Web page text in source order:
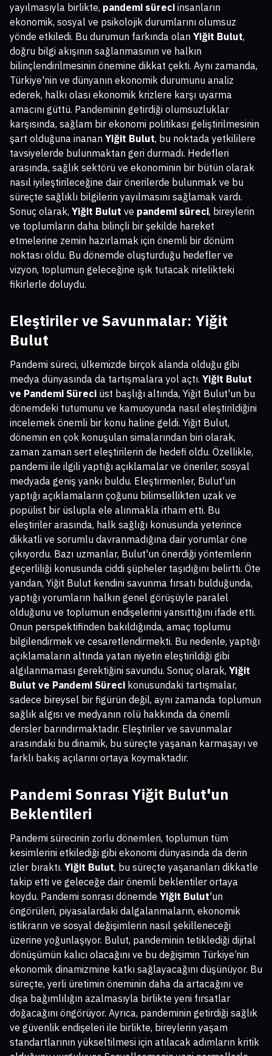
yayılmasıyla birlikte, pandemi süreci insanların
ekonomik, sosyal ve psikolojik durumlarını olumsuz
yönde etkiledi. Bu durumun farkında olan Yiğit Bulut,
doğru bilgi akışının sağlanmasının ve halkın
bilinçlendirilmesinin önemine dikkat çekti. Aynı zamanda,
Türkiye'nin ve dünyanın ekonomik durumunu analiz
ederek, halkı olası ekonomik krizlere karşı uyarma
amacını güttü. Pandeminin getirdiği olumsuzluklar
karşısında, sağlam bir ekonomi politikası geliştirilmesinin
şart olduğuna inanan Yiğit Bulut, bu noktada yetkililere
tavsiyelerde bulunmaktan geri durmadı. Hedefleri
arasında, sağlık sektörü ve ekonominin bir bütün olarak
nasıl iyileştirileceğine dair önerilerde bulunmak ve bu
süreçte sağlıklı bilgilerin yayılmasını sağlamak vardı.
Sonuç olarak, Yiğit Bulut ve pandemi süreci, bireylerin
ve toplumların daha bilinçli bir şekilde hareket
etmelerine zemin hazırlamak için önemli bir dönüm
noktası oldu. Bu dönemde oluşturduğu hedefler ve
vizyon, toplumun geleceğine ışık tutacak nitelikteki
fikirlerle doluydu.
Eleştiriler ve Savunmalar: Yiğit
Bulut
Pandemi süreci, ülkemizde birçok alanda olduğu gibi
medya dünyasında da tartışmalara yol açtı. Yiğit Bulut
ve Pandemi Süreci üst başlığı altında, Yiğit Bulut'un bu
dönemdeki tutumunu ve kamuoyunda nasıl eleştirildiğini
incelemek önemli bir konu haline geldi. Yiğit Bulut,
dönemin en çok konuşulan simalarından biri olarak,
zaman zaman sert eleştirilerin de hedefi oldu. Özellikle,
pandemi ile ilgili yaptığı açıklamalar ve öneriler, sosyal
medyada geniş yankı buldu. Eleştirmenler, Bulut'un
yaptığı açıklamaların çoğunu bilimsellikten uzak ve
popülist bir üslupla ele alınmakla itham etti. Bu
eleştiriler arasında, halk sağlığı konusunda yeterince
dikkatli ve sorumlu davranmadığına dair yorumlar öne
çıkıyordu. Bazı uzmanlar, Bulut'un önerdiği yöntemlerin
geçerliliği konusunda ciddi şüpheler taşıdığını belirtti. Öte
yandan, Yiğit Bulut kendini savunma fırsatı bulduğunda,
yaptığı yorumların halkın genel görüşüyle paralel
olduğunu ve toplumun endişelerini yansıttığını ifade etti.
Onun perspektifinden bakıldığında, amaç toplumu
bilgilendirmek ve cesaretlendirmekti. Bu nedenle, yaptığı
açıklamaların altında yatan niyetin eleştirildiği gibi
algılanmaması gerektiğini savundu. Sonuç olarak, Yiğit
Bulut ve Pandemi Süreci konusundaki tartışmalar,
sadece bireysel bir figürün değil, aynı zamanda toplumun
sağlık algısı ve medyanın rolü hakkında da önemli
dersler barındırmaktadır. Eleştiriler ve savunmalar
arasındaki bu dinamik, bu süreçte yaşanan karmaşayı ve
farklı bakış açılarını ortaya koymaktadır.
Pandemi Sonrası Yiğit Bulut'un
Beklentileri
Pandemi sürecinin zorlu dönemleri, toplumun tüm
kesimlerini etkilediği gibi ekonomi dünyasında da derin
izler bıraktı. Yiğit Bulut, bu süreçte yaşananları dikkatle
takip etti ve geleceğe dair önemli beklentiler ortaya
koydu. Pandemi sonrası dönemde Yiğit Bulut'un
öngörüleri, piyasalardaki dalgalanmaların, ekonomik
istikrarın ve sosyal değişimlerin nasıl şekilleneceği
üzerine yoğunlaşıyor. Bulut, pandeminin tetiklediği dijital
dönüşümün kalıcı olacağını ve bu değişimin Türkiye’nin
ekonomik dinamizmine katkı sağlayacağını düşünüyor. Bu
süreçte, yerli üretimin öneminin daha da artacağını ve
dışa bağımlılığın azalmasıyla birlikte yeni fırsatlar
doğacağını öngörüyor. Ayrıca, pandeminin getirdiği sağlık
ve güvenlik endişeleri ile birlikte, bireylerin yaşam
standartlarının yükseltilmesi için atılacak adımların kritik